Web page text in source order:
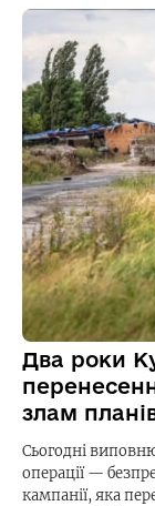
Два роки
злам
Сьогодні
операції —
кампанії, яка